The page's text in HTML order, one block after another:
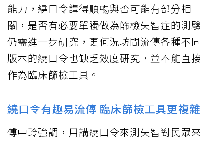
能力，繞口令講得順暢與否可能有部分相
關，是否有必要單獨做為篩檢失智症的測驗
仍需進一步研究，更何況坊間流傳各種不同
版本的繞口令也缺乏效度研究，並不能直接
作為臨床篩檢工具。
繞口令有趣易流傳 臨床篩檢工具更複雜
傅中玲強調，用講繞口令來測失智對民眾來